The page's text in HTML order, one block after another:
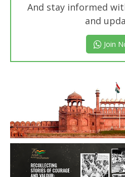
And stay informed
and
Join